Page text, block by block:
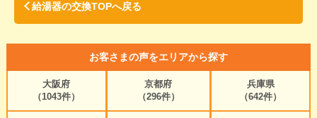
給湯器の交換TOPへ戻る
お客さまの声をエリアから探す
大阪府
（1043件）
京都府
（296件）
兵庫県
（642件）